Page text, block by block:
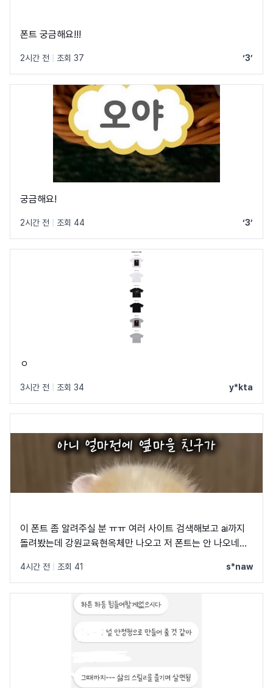
폰트 궁금해요!!!
2시간 전 조회 37 ‘3’
궁금해요!
2시간 전 조회 44 ‘3’
ㅇ
3시간 전 조회 34 y*kta
이 폰트 좀 알려주실 분 ㅠㅠ 여러 사이트 검색해보고 ai까지
돌려봤는데 강원교육현옥체만 나오고 저 폰트는 안 나오네요
4시간 전 조회 41 s*naw